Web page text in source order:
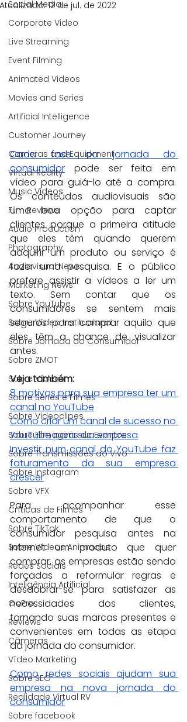
Social Media
Corporate Video
Live Streaming
Event Filming
Animated Videos
Movies and Series
Artificial Intelligence
Customer Journey
Cameras and Equipment
Virtual Reality
Music Videos
Film Reviews
Audio Production
Photography
Audiovisual News
Marketing News
Sobre YouTube
Sobre Vídeo Institucional
Sobre Jornada do Consumidor
Sobre ZMOT
Sobre Vídeos
Sobre Séries e Filmes
Sobre Videoclipes
Sobre Filmagens de Eventos
Sobre Transmissões ao Vivo
Sobre Instagram
Sobre VFX
Críticas de Filmes
Sobre TikTok
Sobre Vídeos Animados
Redes Sociais
Inteligência Artificial
GoPro
Reviews
Câmeras
Vídeo Marketing
Sobre SEO
Realidade Virtual RV
Sobre facebook
Atualizado:12 de jul. de 2022
Cada fase da jornada do
consumidor pode ser feita em
vídeo para guiá-lo até a compra.
Os conteúdos audiovisuais são
uma boa opção para captar
clientes porque a primeira atitude
que eles têm quando querem
adquirir um produto ou serviço é
fazer uma pesquisa. E o público
prefere assistir a vídeos a ler um
texto. Sem contar que os
consumidores se sentem mais
seguros para comprar aquilo que
eles têm a chance de visualizar
antes.
Veja também:
8 motivos para sua empresa ter um
canal no YouTube
Como criar um canal de sucesso no
YouTube para sua empresa
Investir num canal do YouTube faz
faturamento da sua empresa
crescer
Para acompanhar esse
comportamento de que o
consumidor pesquisa antes na
internet um produto que quer
comprar, as empresas estão sendo
forçadas a reformular regras e
desdobrar-se para satisfazer as
necessidades dos clientes,
tornando suas marcas presentes e
convenientes em todas as etapa
da jornada do consumidor.
Como redes sociais ajudam sua
empresa na nova jornada do
consumidor